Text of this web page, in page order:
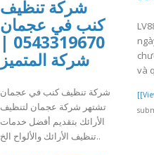
شركة تنظيف
كنب في عجمان
0543319670 |
شركة المتميز
شركة تنظيف كنب في عجمان
تشتهر شركة عجمان لتنظيف
الأرائك بتقديم أفضل خدمات
تنظيف الأرائك والألواح الخ..
và